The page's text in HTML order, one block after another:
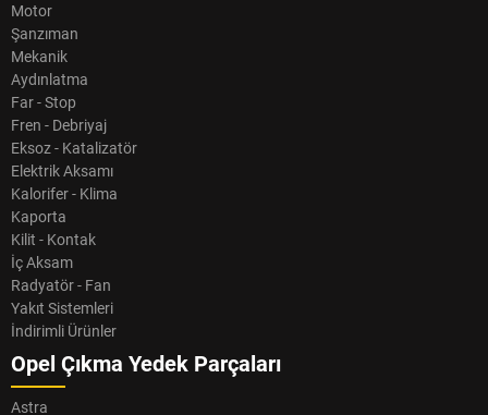
Motor
Şanzıman
Mekanik
Aydınlatma
Far - Stop
Fren - Debriyaj
Eksoz - Katalizatör
Elektrik Aksamı
Kalorifer - Klima
Kaporta
Kilit - Kontak
İç Aksam
Radyatör - Fan
Yakıt Sistemleri
İndirimli Ürünler
Opel Çıkma Yedek Parçaları
Astra